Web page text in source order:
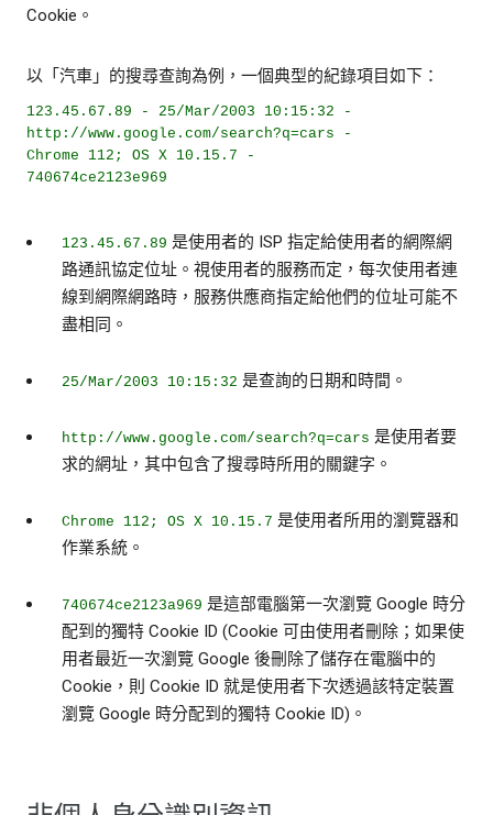
Cookie。
以「汽車」的搜尋查詢為例，一個典型的紀錄項目如下：
123.45.67.89 - 25/Mar/2003 10:15:32 -
http://www.google.com/search?q=cars -
Chrome 112; OS X 10.15.7 -
740674ce2123e969
123.45.67.89 是使用者的 ISP 指定給使用者的網際網
路通訊協定位址。視使用者的服務而定，每次使用者連
線到網際網路時，服務供應商指定給他們的位址可能不
盡相同。
25/Mar/2003 10:15:32 是查詢的日期和時間。
http://www.google.com/search?q=cars 是使用者要
求的網址，其中包含了搜尋時所用的關鍵字。
Chrome 112; OS X 10.15.7 是使用者所用的瀏覽器和
作業系統。
740674ce2123a969 是這部電腦第一次瀏覽 Google 時分
配到的獨特 Cookie ID (Cookie 可由使用者刪除；如果使
用者最近一次瀏覽 Google 後刪除了儲存在電腦中的
Cookie，則 Cookie ID 就是使用者下次透過該特定裝置
瀏覽 Google 時分配到的獨特 Cookie ID)。